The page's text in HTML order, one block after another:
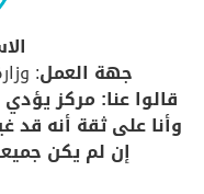
جهة العمل:
قالوا عنا: مركز
وأنا على ثقة أنه قد
إن لم يكن